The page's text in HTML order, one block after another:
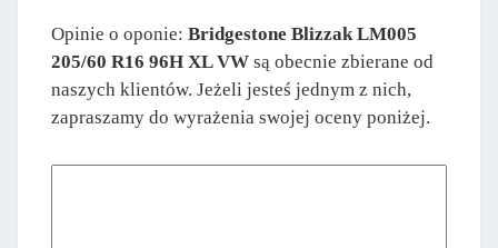
Opinie o oponie: Bridgestone Blizzak LM005
205/60 R16 96H XL VW są obecnie zbierane od
naszych klientów. Jeżeli jesteś jednym z nich,
zapraszamy do wyrażenia swojej oceny poniżej.